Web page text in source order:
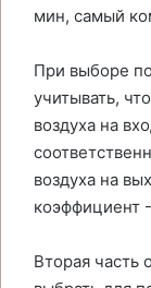
мин, самый
При выборе
учитывать,
воздуха на
воздуха на
коэффициент
Вторая часть